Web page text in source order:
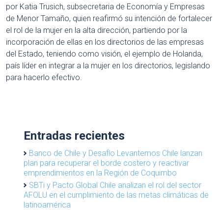
por Katia Trusich, subsecretaria de Economía y Empresas
de Menor Tamaño, quien reafirmó su intención de fortalecer
el rol de la mujer en la alta dirección, partiendo por la
incorporación de ellas en los directorios de las empresas
del Estado, teniendo como visión, el ejemplo de Holanda,
país líder en integrar a la mujer en los directorios, legislando
para hacerlo efectivo.
Entradas recientes
Banco de Chile y Desafío Levantemos Chile lanzan
plan para recuperar el borde costero y reactivar
emprendimientos en la Región de Coquimbo
SBTi y Pacto Global Chile analizan el rol del sector
AFOLU en el cumplimiento de las metas climáticas de
latinoamérica